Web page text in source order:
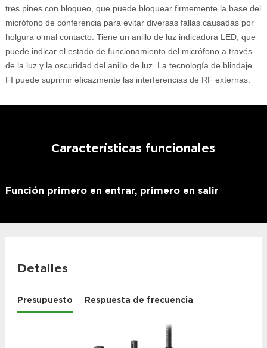
tres pines con bloqueo, que puede bloquear firmemente la base del
micrófono de conferencia para evitar diversas fallas causadas por
holgura o mal contacto. Tiene un anillo de luz indicadora LED, que
puede indicar el estado de funcionamiento del micrófono a través
de la luz y la oscuridad del anillo de luz. La tecnología de blindaje
FI puede suprimir eficazmente las interferencias de RF externas.
Características funcionales
Función primero en entrar, primero en salir
Detalles
Presupuesto Respuesta de frecuencia